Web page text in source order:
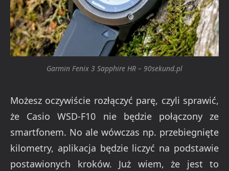
Garmin Fenix 3 Sapphire HR – 90sekund.pl
Możesz oczywiście rozłączyć parę, czyli sprawić,
że Casio WSD-F10 nie będzie połączony ze
smartfonem. No ale wówczas np. przebiegnięte
kilometry, aplikacja będzie liczyć na podstawie
postawionych kroków. Już wiem, że jest to